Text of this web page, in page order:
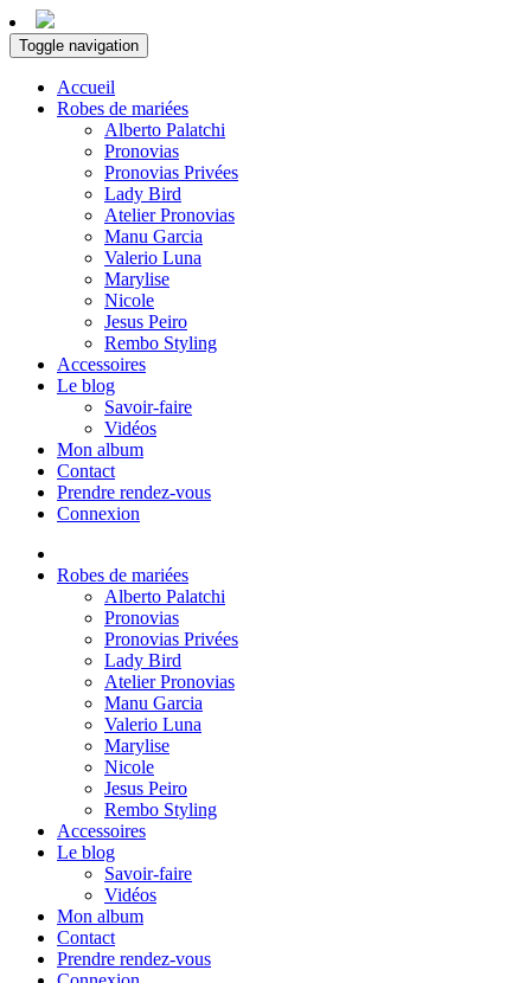
Toggle navigation
Accueil
Robes de mariées
Alberto Palatchi
Pronovias
Pronovias Privées
Lady Bird
Atelier Pronovias
Manu Garcia
Valerio Luna
Marylise
Nicole
Jesus Peiro
Rembo Styling
Accessoires
Le blog
Savoir-faire
Vidéos
Mon album
Contact
Prendre rendez-vous
Connexion
Robes de mariées
Alberto Palatchi
Pronovias
Pronovias Privées
Lady Bird
Atelier Pronovias
Manu Garcia
Valerio Luna
Marylise
Nicole
Jesus Peiro
Rembo Styling
Accessoires
Le blog
Savoir-faire
Vidéos
Mon album
Contact
Prendre rendez-vous